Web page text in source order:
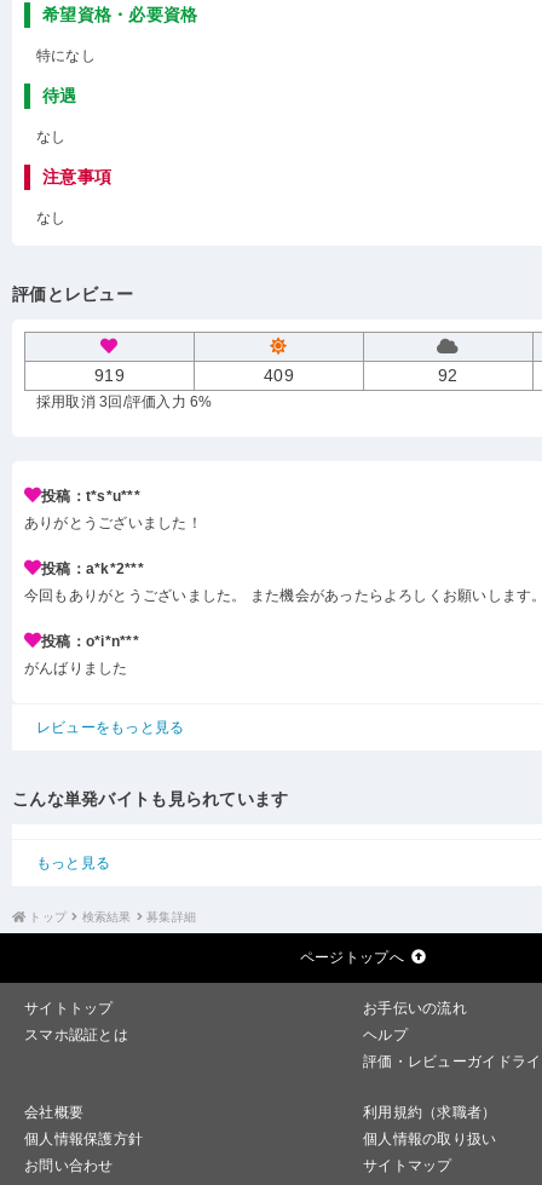
希望資格・必要資格
特になし
待遇
なし
注意事項
なし
評価とレビュー
919 409 92
採用取消 3回 /評価入力 6%
投稿：t*s*u***
ありがとうございました！
投稿：a*k*2***
今回もありがとうございました。 また機会があったらよろしくお願いします
投稿：o*i*n***
がんばりました
レビューをもっと見る
こんな単発バイトも見られています
もっと見る
トップ 検索結果 募集詳細
ページトップへ
サイトトップ
お手伝いの流れ
スマホ認証とは
ヘルプ
評価・レビューガイドラ
会社概要
利用規約（求職者）
個人情報保護方針
個人情報の取り扱い
お問い合わせ
サイトマップ